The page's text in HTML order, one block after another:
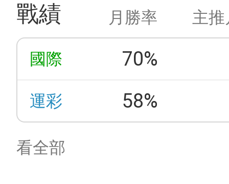
戰績 月勝率 主
國際 70%
運彩 58%
看全部